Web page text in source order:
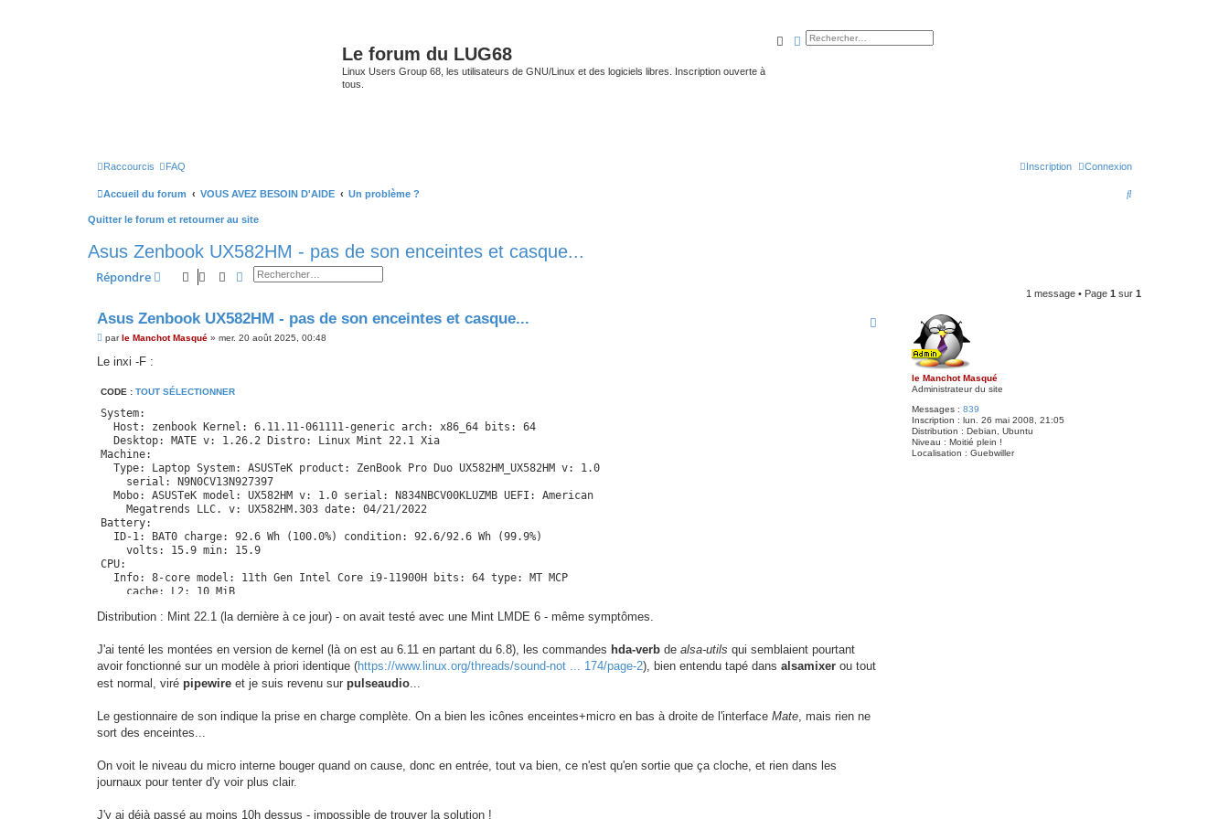
Le forum du LUG68
Linux Users Group 68, les utilisateurs de GNU/Linux et des logiciels libres. Inscription ouverte à
tous.
Rechercher
Recherche avancée
Raccourcis FAQ Connexion
Inscription
Accueil du forum VOUS AVEZ BESOIN D'AIDE Un problème ?
R
Quitter le forum et retourner au site
Asus Zenbook UX582HM - pas de son enceintes et casque...
Répondre Rechercher
Recherche avancée
1 message • Page 1 sur 1
le Manchot Masqué
Administrateur du site
Messages : 839
Inscription : lun. 26 mai 2008, 21:05
Distribution : Debian, Ubuntu
Niveau : Moitié plein !
Localisation : Guebwiller
Asus Zenbook UX582HM - pas de son enceintes et casque...
M
s
g
parle Manchot Masqué » mer. 20 août 2025, 00:48
Le inxi -F :
CODE : TOUT SÉLECTIONNER
System:
  Host: zenbook Kernel: 6.11.11-061111-generic arch: x86_64 bits: 64
  Desktop: MATE v: 1.26.2 Distro: Linux Mint 22.1 Xia
Machine:
  Type: Laptop System: ASUSTeK product: ZenBook Pro Duo UX582HM_UX582HM v: 1.0
    serial: N9N0CV13N927397
  Mobo: ASUSTeK model: UX582HM v: 1.0 serial: N834NBCV00KLUZMB UEFI: American
    Megatrends LLC. v: UX582HM.303 date: 04/21/2022
Battery:
  ID-1: BAT0 charge: 92.6 Wh (100.0%) condition: 92.6/92.6 Wh (99.9%)
    volts: 15.9 min: 15.9
CPU:
  Info: 8-core model: 11th Gen Intel Core i9-11900H bits: 64 type: MT MCP
    cache: L2: 10 MiB
    4: 800 5: 800 6: 3000 7: 800 8: 3895 9: 4542 10: 800 11: 800 12: 800
Graphics:
  Device-1: Intel TigerLake-H GT1 [UHD Graphics] driver: i915 v: kernel
  Device-2: NVIDIA GA106M [GeForce RTX 3060 Mobile / Max-Q] driver: nouveau
    v: kernel
  Display: x11 server: X.Org v: 21.1.11 with: Xwayland v: 23.2.6 driver: X:
    loaded: modesetting unloaded: fbdev,vesa dri: iris gpu: i915 resolution:
    platforms: gbm,x11,surfaceless,device
  API: OpenGL v: 4.6 compat-v: 4.3 vendor: intel mesa
Audio:
Distribution : Mint 22.1 (la dernière à ce jour) - on avait testé avec une Mint LMDE 6 - même symptômes.
J'ai tenté les montées en version de kernel (là on est au 6.11 en partant du 6.8), les commandes hda-verb de alsa-utils qui semblaient pourtant
avoir fonctionné sur un modèle à priori identique (https://www.linux.org/threads/sound-not ... 174/page-2), bien entendu tapé dans alsamixer ou tout
est normal, viré pipewire et je suis revenu sur pulseaudio...
Le gestionnaire de son indique la prise en charge complète. On a bien les icônes enceintes+micro en bas à droite de l'interface Mate, mais rien ne
sort des enceintes...
On voit le niveau du micro interne bouger quand on cause, donc en entrée, tout va bien, ce n'est qu'en sortie que ça cloche, et rien dans les
journaux pour tenter d'y voir plus clair.
J'y ai déjà passé au moins 10h dessus - impossible de trouver la solution !